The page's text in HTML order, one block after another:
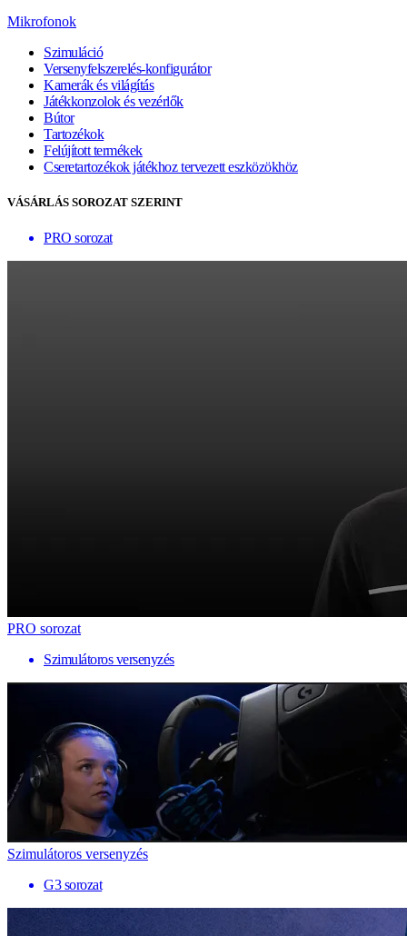
Mikrofonok
Szimuláció
Versenyfelszerelés-konfigurátor
Kamerák és világítás
Játékkonzolok és vezérlők
Bútor
Tartozékok
Felújított termékek
Cseretartozékok játékhoz tervezett eszközökhöz
VÁSÁRLÁS SOROZAT SZERINT
PRO sorozat
PRO sorozat
Szimulátoros versenyzés
Szimulátoros versenyzés
G3 sorozat